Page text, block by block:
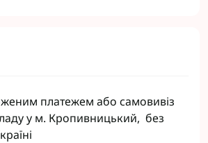
платежем або самовивіз
у м. Кропивницький, без